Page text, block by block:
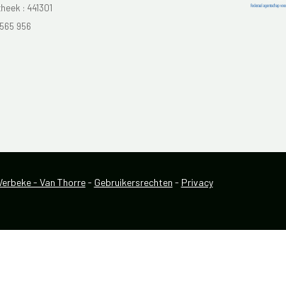
: 441301
956
- Van Thorre - Gebruikersrechten - Privacy